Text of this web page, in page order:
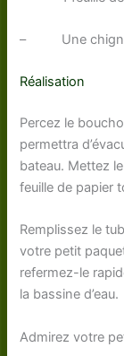
– Une
Réalisation
Percez le
permettra
bateau. Mettez
feuille de papier
Remplissez le
votre petit
refermez-le
la bassine d’eau.
Admirez votre